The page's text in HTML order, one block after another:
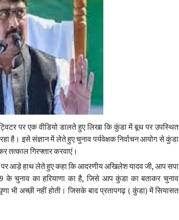
पर एक वीडियो डालते हुए लिखा कि कुंडा में बूथ पर उपस्थित
है। इसे संज्ञान में लेते हुए चुनाव पर्यवेक्षक निर्वाचन आयोग से कुंडा
तत्काल गिरफ्तार करवाएं।
पर आड़े हाथ लेते हुए कहा कि आदरणीय अखिलेश यादव जी, आप सपा
के चुनाव का हरियाणा का है, जिसे आप कुंडा का बताकर चुनाव
भी अच्छी नहीं होती। जिसके बाद प्रतापगढ़ ( कुंडा) में सियासत